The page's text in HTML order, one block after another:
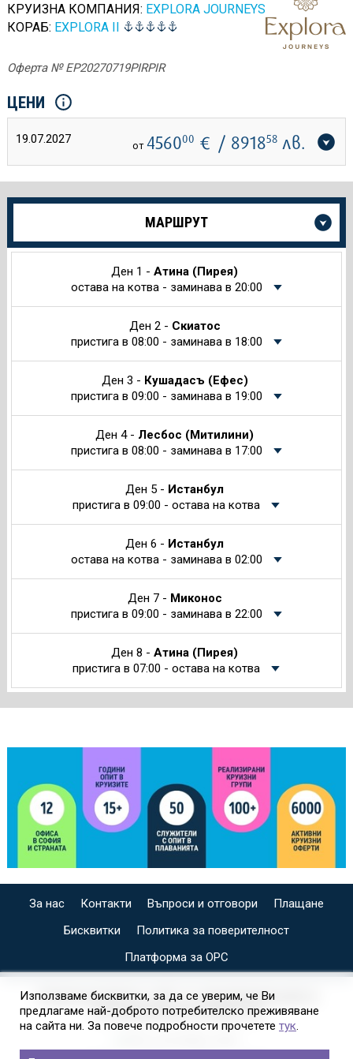
КРУИЗНА КОМПАНИЯ: EXPLORA JOURNEYS
КОРАБ: EXPLORA II
Оферта № EP20270719PIRPIR
ЦЕНИ
19.07.2027 от 456000 € / 891858лв.
Още
за
МАРШРУТ
Ден 1 -Атина (Пирея)
остава на котва - заминава в 20:00
Ден 2 - Скиатос
пристига в 08:00 - заминава в 18:00
Ден 3 - Кушадасъ (Ефес)
пристига в 09:00 - заминава в 19:00
Ден 4 - Лесбос (Митилини)
пристига в 08:00 - заминава в 17:00
Ден 5 - Истанбул
пристига в 09:00 - остава на котва
Ден 6 - Истанбул
остава на котва - заминава в 02:00
Ден 7 - Миконос
пристига в 09:00 - заминава в 22:00
Ден 8 -Атина (Пирея)
пристига в 07:00 - остава на котва
За нас Контакти Въпроси и отговори
Плащане
Бисквитки
Политика за поверителност
Платформа за ОРС
СПЕЦИАЛИЗИРАН САЙТ ЗА ИНДИВИДУАЛНИ И
ОРГАНИЗИРАНИ КРУИЗИ НА
Използваме бисквитки, за да се уверим, че Ви
предлагаме най-доброто потребителско преживяване
на сайта ни. За повече подробности прочетете тук.